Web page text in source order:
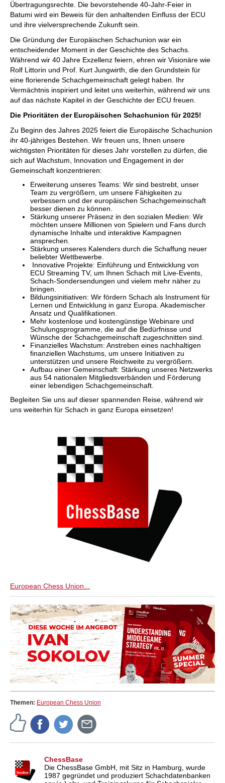
Übertragungsrechte. Die bevorstehende 40-Jahr-Feier in
Batumi wird ein Beweis für den anhaltenden Einfluss der ECU
und ihre vielversprechende Zukunft sein.
Die Gründung der Europäischen Schachunion war ein
entscheidender Moment in der Geschichte des Schachs.
Während wir 40 Jahre Exzellenz feiern, ehren wir Visionäre wie
Rolf Littorin und Prof. Kurt Jungwirth, die den Grundstein für
eine florierende Schachgemeinschaft gelegt haben. Ihr
Vermächtnis inspiriert und leitet uns weiterhin, während wir uns
auf das nächste Kapitel in der Geschichte der ECU freuen.
Die Prioritäten der Europäischen Schachunion für 2025!
Zu Beginn des Jahres 2025 feiert die Europäische Schachunion
ihr 40-jähriges Bestehen. Wir freuen uns, Ihnen unsere
wichtigsten Prioritäten für dieses Jahr vorstellen zu dürfen, die
sich auf Wachstum, Innovation und Engagement in der
Gemeinschaft konzentrieren:
Erweiterung unseres Teams: Wir sind bestrebt, unser
Team zu vergrößern, um unsere Fähigkeiten zu
verbessern und der europäischen Schachgemeinschaft
besser dienen zu können.
Stärkung unserer Präsenz in den sozialen Medien: Wir
möchten unsere Millionen von Spielern und Fans durch
dynamische Inhalte und interaktive Kampagnen
ansprechen.
Stärkung unseres Kalenders durch die Schaffung neuer
beliebter Wettbewerbe.
Innovative Projekte: Einführung und Entwicklung von
ECU Streaming TV, um Ihnen Schach mit Live-Events,
Schach-Sondersendungen und vielem mehr näher zu
bringen.
Bildungsinitiativen: Wir fördern Schach als Instrument für
Lernen und Entwicklung in ganz Europa. Akademischer
Ansatz und Qualifikationen.
Mehr kostenlose und kostengünstige Webinare und
Schulungsprogramme, die auf die Bedürfnisse und
Wünsche der Schachgemeinschaft zugeschnitten sind.
Finanzielles Wachstum: Anstreben eines nachhaltigen
finanziellen Wachstums, um unsere Initiativen zu
unterstützen und unsere Reichweite zu vergrößern.
Aufbau einer Gemeinschaft: Stärkung unseres Netzwerks
aus 54 nationalen Mitgliedsverbänden und Förderung
einer lebendigen Schachgemeinschaft.
Begleiten Sie uns auf dieser spannenden Reise, während wir
uns weiterhin für Schach in ganz Europa einsetzen!
European Chess Union...
Themen: European Chess Union
ChessBase
Die ChessBase GmbH, mit Sitz in Hamburg, wurde
1987 gegründet und produziert Schachdatenbanken